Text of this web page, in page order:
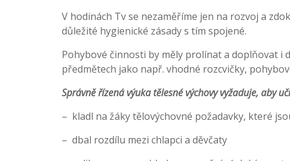
V hodinách Tv se nezaměříme jen na rozvoj a
důležité hygienické zásady s tím spojené.
Pohybové činnosti by měly prolínat a doplňovat i
předmětech jako např. vhodné rozcvičky,
Správně řízená výuka tělesné výchovy vyžaduje, aby
– kladl na žáky tělovýchovné požadavky, které
– dbal rozdílu mezi chlapci a děvčaty